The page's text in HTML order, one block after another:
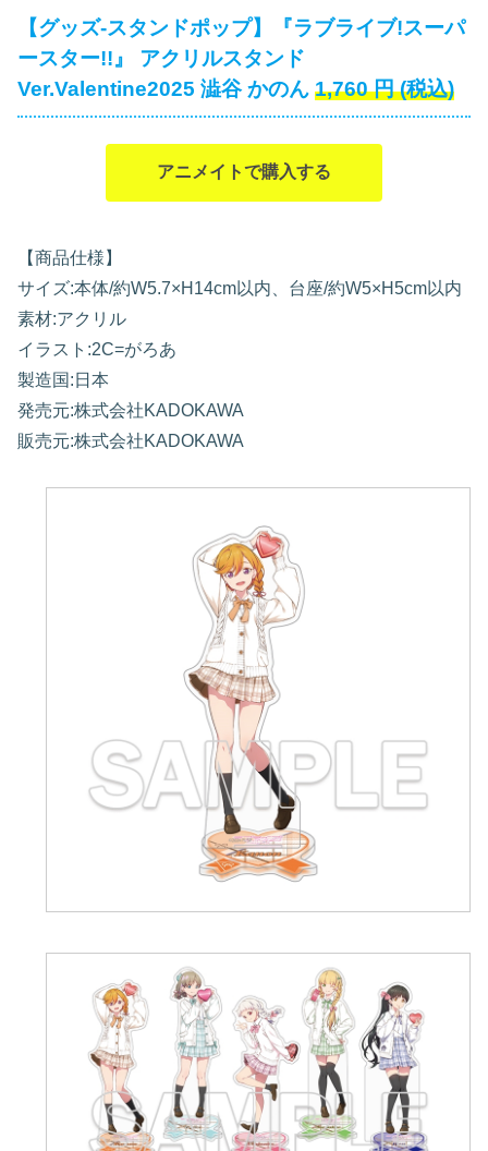
【グッズ-スタンドポップ】『ラブライブ!スーパ
ースター!!』 アクリルスタンド
Ver.Valentine2025 澁谷 かのん 1,760 円 (税込)
アニメイトで購入する
【商品仕様】
サイズ:本体/約W5.7×H14cm以内、台座/約W5×H5cm以内
素材:アクリル
イラスト:2C=がろあ
製造国:日本
発売元:株式会社KADOKAWA
販売元:株式会社KADOKAWA